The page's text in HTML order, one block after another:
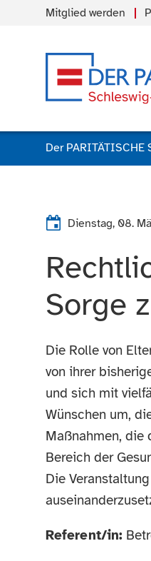
Mitglied werden
Der PARITÄTISCHE
Dienstag, 08.
Sorge
Die Rolle von
von ihrer
und sich mit
Wünschen um,
Maßnahmen, die
Bereich der
Die
Referent/in: